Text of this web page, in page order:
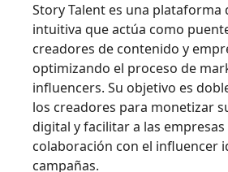
Story Talent es una plataforma
intuitiva que actúa como
creadores de contenido y
optimizando el proceso de
influencers. Su objetivo es
los creadores para monetizar
digital y facilitar a las
colaboración con el influencer
campañas.